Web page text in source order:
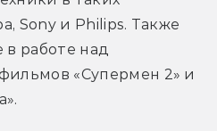
Sony и Philips. Также
работе над
«Супермен 2» и